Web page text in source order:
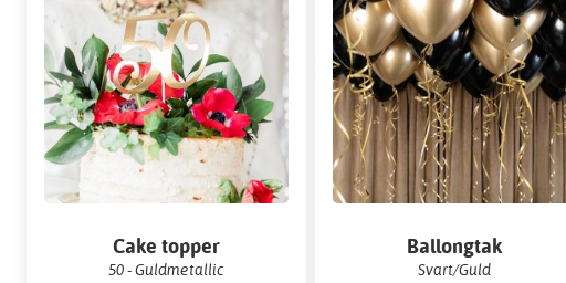
Cake topper
50 - Guldmetallic
Ballongtak
Svart/Guld